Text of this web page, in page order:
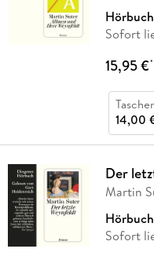
Sofort
15,95 €*
14,00
Der
Martin
Sofort